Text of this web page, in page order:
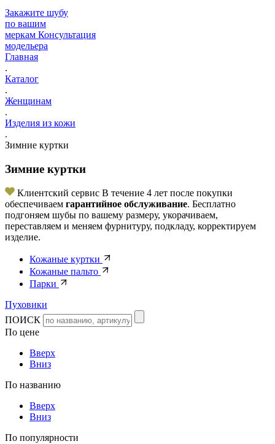
Закажите шубу
по вашим
меркам Консультация
модельера
Главная
.
Каталог
.
Женщинам
.
Изделия из кожи
.
Зимние куртки
Зимние куртки
Клиентский сервис В течение 4 лет после покупки
обеспечиваем гарантийное обслуживание. Бесплатно
подгоняем шубы по вашему размеру, укорачиваем,
переставляем и меняем фурнитуру, подкладу, корректируем
изделие.
Кожаные куртки
Кожаные пальто
Парки
Пуховики
ПОИСК
По цене
Вверх
Вниз
По названию
Вверх
Вниз
По популярности